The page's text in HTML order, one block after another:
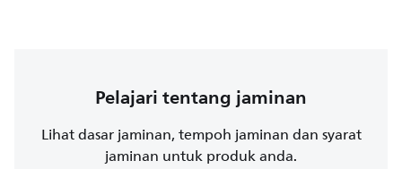
Pelajari tentang jaminan
Lihat dasar jaminan, tempoh jaminan dan syarat
jaminan untuk produk anda.